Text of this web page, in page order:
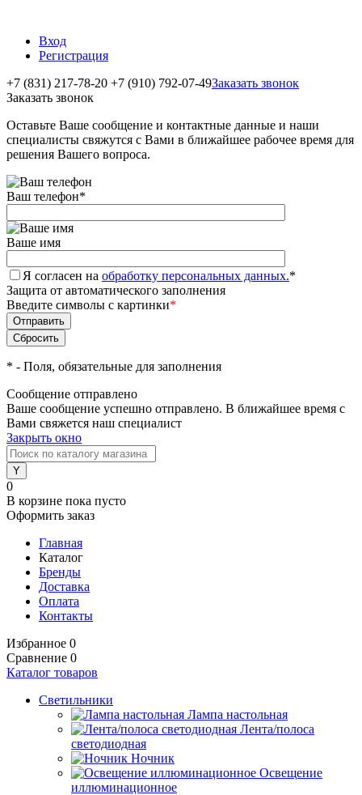
Вход
Регистрация
+7 (831) 217-78-20 +7 (910) 792-07-49Заказать звонок
Заказать звонок
Оставьте Ваше сообщение и контактные данные и наши
специалисты свяжутся с Вами в ближайшее рабочее время для
решения Вашего вопроса.
Ваш телефон*
Ваше имя
Я согласен на обработку персональных данных.*
Защита от автоматического заполнения
Введите символы с картинки*
* - Поля, обязательные для заполнения
Сообщение отправлено
Ваше сообщение успешно отправлено. В ближайшее время с
Вами свяжется наш специалист
Закрыть окно
0
В корзине пока пусто
Оформить заказ
Главная
Каталог
Бренды
Доставка
Оплата
Контакты
Избранное 0
Сравнение 0
Каталог товаров
Светильники
Лампа настольная
Лента/полоса
светодиодная
Ночник
Освещение
иллюминационное